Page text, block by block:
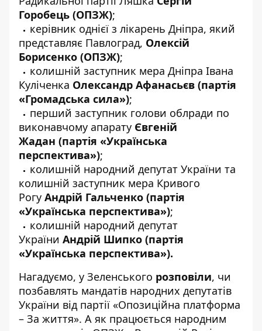
Горобець (ОПЗЖ);
керівник однієї з лікарень Дніпра, який
представляє Павлоград, Олексій
Борисенко (ОПЗЖ);
колишній заступник мера Дніпра Івана
Куліченка Олександр Афанасьєв (партія
«Громадська сила»);
перший заступник голови облради по
виконавчому апарату Євгеній
Жадан (партія «Українська
перспектива»);
колишній народний депутат України та
колишній заступник мера Кривого
Рогу Андрій Гальченко (партія
«Українська перспектива»);
колишній народний депутат
України Андрій Шипко (партія
«Українська перспектива»).
Нагадуємо, у Зеленського розповіли, чи
позбавлять мандатів народних депутатів
України від партії «Опозиційна платформа
– За життя». А як працюється народним